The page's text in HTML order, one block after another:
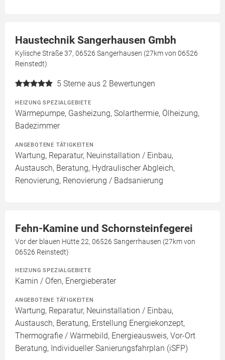
Haustechnik Sangerhausen Gmbh
Kylische Straße 37, 06526 Sangerhausen (27km von 06526
Reinstedt)
5 Sterne aus 2 Bewertungen
HEIZUNG SPEZIALGEBIETE
Wärmepumpe, Gasheizung, Solarthermie, Ölheizung,
Badezimmer
ANGEBOTENE TÄTIGKEITEN
Wartung, Reparatur, Neuinstallation / Einbau,
Austausch, Beratung, Hydraulischer Abgleich,
Renovierung, Renovierung / Badsanierung
Fehn-Kamine und Schornsteinfegerei
Vor der blauen Hütte 22, 06526 Sangerrhausen (27km von
06526 Reinstedt)
HEIZUNG SPEZIALGEBIETE
Kamin / Ofen, Energieberater
ANGEBOTENE TÄTIGKEITEN
Wartung, Reparatur, Neuinstallation / Einbau,
Austausch, Beratung, Erstellung Energiekonzept,
Thermografie / Wärmebild, Energieausweis, Vor-Ort
Beratung, Individueller Sanierungsfahrplan (iSFP)